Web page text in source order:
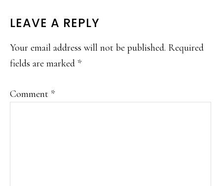
READER
INTERACTIONS
LEAVE A REPLY
Your email address will not be published. Required
fields are marked *
Comment *